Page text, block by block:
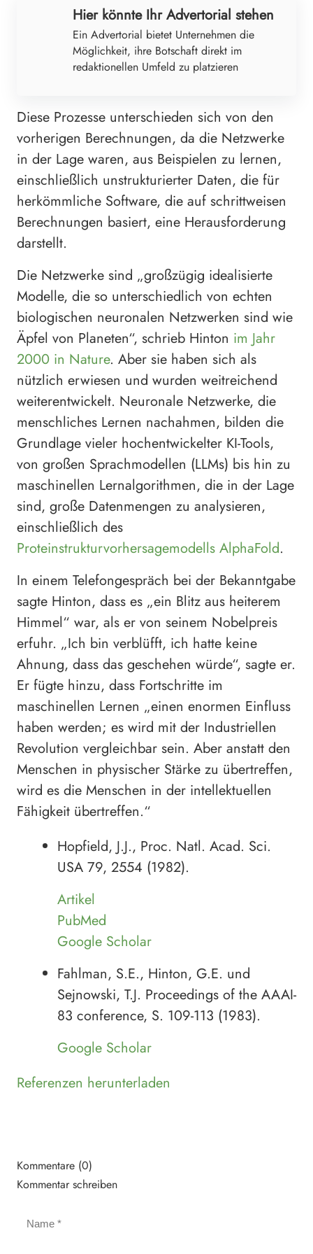
Hier könnte Ihr Advertorial stehen
Ein Advertorial bietet Unternehmen die
Möglichkeit, ihre Botschaft direkt im
redaktionellen Umfeld zu platzieren
Diese Prozesse unterschieden sich von den
vorherigen Berechnungen, da die Netzwerke
in der Lage waren, aus Beispielen zu lernen,
einschließlich unstrukturierter Daten, die für
herkömmliche Software, die auf schrittweisen
Berechnungen basiert, eine Herausforderung
darstellt.
Die Netzwerke sind „großzügig idealisierte
Modelle, die so unterschiedlich von echten
biologischen neuronalen Netzwerken sind wie
Äpfel von Planeten“, schrieb Hinton im Jahr
2000 in Nature. Aber sie haben sich als
nützlich erwiesen und wurden weitreichend
weiterentwickelt. Neuronale Netzwerke, die
menschliches Lernen nachahmen, bilden die
Grundlage vieler hochentwickelter KI-Tools,
von großen Sprachmodellen (LLMs) bis hin zu
maschinellen Lernalgorithmen, die in der Lage
sind, große Datenmengen zu analysieren,
einschließlich des
Proteinstrukturvorhersagemodells AlphaFold.
In einem Telefongespräch bei der Bekanntgabe
sagte Hinton, dass es „ein Blitz aus heiterem
Himmel“ war, als er von seinem Nobelpreis
erfuhr. „Ich bin verblüfft, ich hatte keine
Ahnung, dass das geschehen würde“, sagte er.
Er fügte hinzu, dass Fortschritte im
maschinellen Lernen „einen enormen Einfluss
haben werden; es wird mit der Industriellen
Revolution vergleichbar sein. Aber anstatt den
Menschen in physischer Stärke zu übertreffen,
wird es die Menschen in der intellektuellen
Fähigkeit übertreffen.“
Hopfield, J.J., Proc. Natl. Acad. Sci.
USA 79, 2554 (1982).
Artikel
PubMed
Google Scholar
Fahlman, S.E., Hinton, G.E. und
Sejnowski, T.J. Proceedings of the AAAI-
83 conference, S. 109-113 (1983).
Google Scholar
Referenzen herunterladen
Kommentare (0)
Kommentar schreiben